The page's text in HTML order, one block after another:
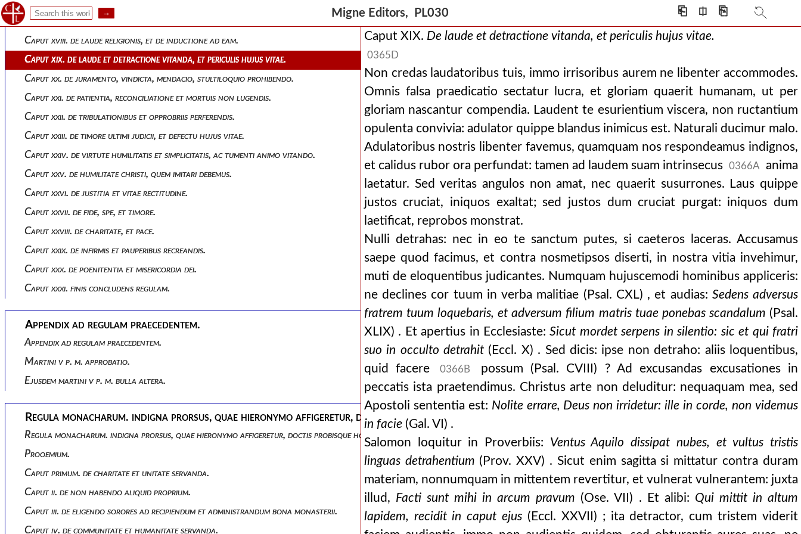
Migne Editors, PL030 ⎗ ⎅ ⎘
Caput xvii. de laboribus manuum.
Caput xviii. de laude religionis, et de inductione ad eam.
Caput xix. de laude et detractione vitanda, et periculis hujus vitae.
Caput xx. de juramento, vindicta, mendacio, stultiloquio prohibendo.
Caput xxi. de patientia, reconciliatione et mortuis non lugendis.
Caput xxii. de tribulationibus et opprobriis perferendis.
Caput xxiii. de timore ultimi judicii, et defectu hujus vitae.
Caput xxiv. de virtute humilitatis et simplicitatis, ac tumenti animo vitando.
Caput xxv. de humilitate christi, quem imitari debemus.
Caput xxvi. de justitia et vitae rectitudine.
Caput xxvii. de fide, spe, et timore.
Caput xxviii. de charitate, et pace.
Caput xxix. de infirmis et pauperibus recreandis.
Caput xxx. de poenitentia et misericordia dei.
Caput xxxi. finis concludens regulam.
Appendix ad regulam praecedentem.
Appendix ad regulam praecedentem.
Martini v p. m. approbatio.
Ejusdem martini v p. m. bulla altera.
Regula monacharum. indigna prorsus, quae hieronymo affigeretur, doctis probisque hominibus visa est. sane neque est, in quo consarcinatoris diligentia
Regula monacharum. indigna prorsus, quae hieronymo affigeretur, doctis probisque hominibus visa est. sane neque est, in quo consarcinatoris diligentia
Prooemium.
Caput primum. de charitate et unitate servanda.
Caput ii. de non habendo aliquid proprium.
Caput iii. de eligendo sorores ad recipiendum et administrandum bona monasterii.
Caput iv. de communitate et humanitate servanda.
Caput XIX. De laude et detractione vitanda, et periculis hujus vitae.
0365D
Non credas laudatoribus tuis, immo irrisoribus aurem ne libenter accommodes.
Omnis falsa praedicatio sectatur lucra, et gloriam quaerit humanam, ut per
gloriam nascantur compendia. Laudent te esurientium viscera, non ructantium
opulenta convivia: adulator quippe blandus inimicus est. Naturali ducimur malo.
Adulatoribus nostris libenter favemus, quamquam nos respondeamus indignos,
et calidus rubor ora perfundat: tamen ad laudem suam intrinsecus
0366A
anima
laetatur. Sed veritas angulos non amat, nec quaerit susurrones. Laus quippe
justos cruciat, iniquos exaltat; sed justos dum cruciat purgat: iniquos dum
laetificat, reprobos monstrat.
Nulli detrahas: nec in eo te sanctum putes, si caeteros laceras. Accusamus
saepe quod facimus, et contra nosmetipsos diserti, in nostra vitia invehimur,
muti de eloquentibus judicantes. Numquam hujuscemodi hominibus appliceris:
ne declines cor tuum in verba malitiae (Psal. CXL) , et audias: Sedens adversus
fratrem tuum loquebaris, et adversum filium matris tuae ponebas scandalum (Psal.
XLIX) . Et apertius in Ecclesiaste:Sicut mordet serpens in silentio: sic et qui fratri
suo in occulto detrahit (Eccl. X) . Sed dicis: ipse non detraho: aliis loquentibus,
quid facere
0366B
possum (Psal. CVIII) ? Ad excusandas excusationes in
peccatis ista praetendimus. Christus arte non deluditur: nequaquam mea, sed
Apostoli sententia est: Nolite errare, Deus non irridetur: ille in corde, non videmus
in facie(Gal. VI) .
Salomon loquitur in Proverbiis: Ventus Aquilo dissipat nubes, et vultus tristis
linguas detrahentium (Prov. XXV) . Sicut enim sagitta si mittatur contra duram
materiam, nonnumquam in mittentem revertitur, et vulnerat vulnerantem: juxta
illud, Facti sunt mihi in arcum pravum (Ose. VII) . Et alibi: Qui mittit in altum
lapidem, recidit in caput ejus (Eccl. XXVII) ; ita detractor, cum tristem viderit